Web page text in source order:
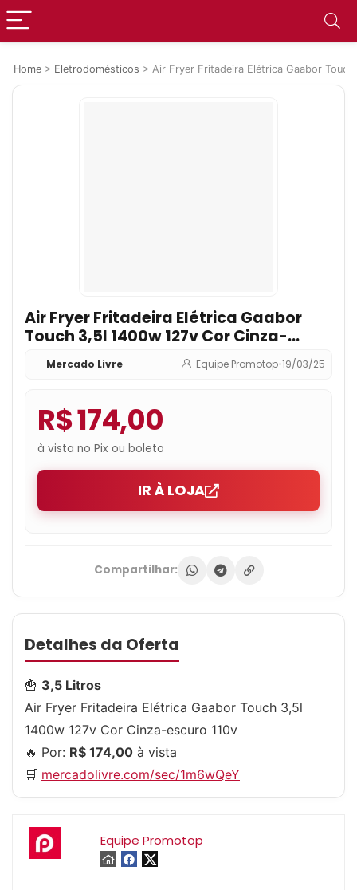
Home > Eletrodomésticos > Air Fryer Fritadeira Elétrica Gaabor
Air Fryer Fritadeira Elétrica Gaabor
Touch 3,5l 1400w 127v Cor Cinza-
escuro 110v
Mercado Livre Equipe Promotop•19/03/25
R$ 174,00
à vista no Pix ou boleto
IR À LOJA
Compartilhar:
Detalhes da Oferta
🍟 3,5 Litros
Air Fryer Fritadeira Elétrica Gaabor Touch 3,5l
1400w 127v Cor Cinza-escuro 110v
🔥 Por: R$ 174,00 à vista
🛒 mercadolivre.com/sec/1m6wQeY
Equipe Promotop